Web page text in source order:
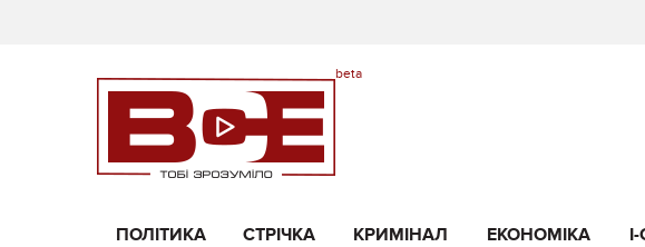
ПОЛІТИКА СТРІЧКА КРИМІНАЛ ЕКОНОМІКА